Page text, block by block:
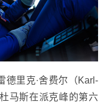
德里克·舍费尔（Karl-
马斯在派克峰的第六